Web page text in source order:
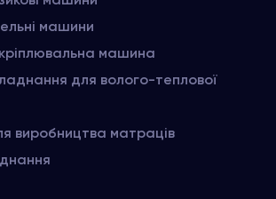
машини
машина
для волого-теплової
виробництва матраців